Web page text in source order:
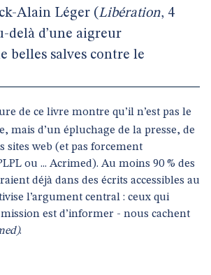
Alain Léger (Libération, 4
delà d’une aigreur
belles salves contre le
de ce livre montre qu’il n’est pas le
mais d’un épluchage de la presse, de
sites web (et pas forcement
ou ... Acrimed). Au moins 90 % des
déjà dans des écrits accessibles au
l’argument central : ceux qui
est d’informer - nous cachent
.